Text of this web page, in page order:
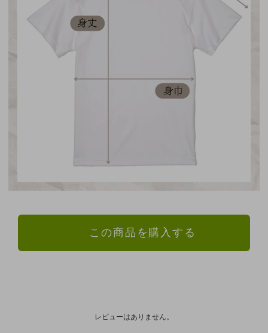
この商品を購入する
レビューはありません。